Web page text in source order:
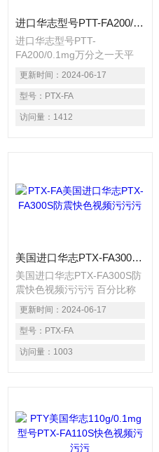
进口华志型号PTT-FA200/0.1mg万分之一天平
进口华志型号PTT-
FA200/0.1mg万分之一天平
百分比称重功能 ※密度称量
直读功能 ※动物（动态）称
量功能 ※设定物体称量计数
功能 ※成本结算（计价）功
能 ※上下限检重功能 ※毛、
更新时间： 2024-06-17
型号： PTX-FA
访问量： 1412
美国进口华志PTX-FA300S防震快色视频污污污
美国进口华志PTX-FA300S防
震快色视频污污污 百分比称
重功能 ※密度称量直读功能
※动物（动态）称量功能 ※
设定物体称量计数功能 ※成
本结算（计价）功能 ※上下
限检重功能 ※毛、净、皮称
更新时间： 2024-06-17
型号： PTX-FA
访问量： 1003